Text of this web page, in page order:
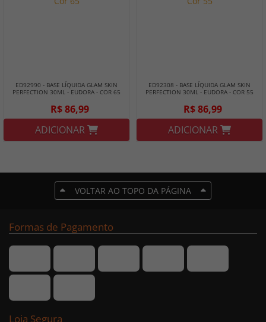
ED92990 - BASE LÍQUIDA GLAM SKIN
PERFECTION 30ML - EUDORA - COR 65
R$ 86,99
ADICIONAR
ED92308 - BASE LÍQUIDA GLAM SKIN
PERFECTION 30ML - EUDORA - COR 55
R$ 86,99
ADICIONAR
VOLTAR AO TOPO DA PÁGINA
Formas de Pagamento
Loja Segura